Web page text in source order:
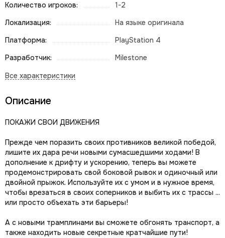
Количество игроков:
1-2
Локализация:
На языке оригинала
Платформа:
PlayStation 4
Разработчик:
Milestone
Описание
ПОКАЖИ СВОИ ДВИЖЕНИЯ
Прежде чем поразить своих противников великой победой,
лишите их дара речи новыми сумасшедшими ходами! В
дополнение к дрифту и ускорению, теперь вы можете
продемонстрировать свой боковой рывок и одиночный или
двойной прыжок. Используйте их с умом и в нужное время,
чтобы врезаться в своих соперников и выбить их с трассы ...
или просто объехать эти барьеры!
А с новыми трамплинами вы сможете обгонять транспорт, а
также находить новые секретные кратчайшие пути!